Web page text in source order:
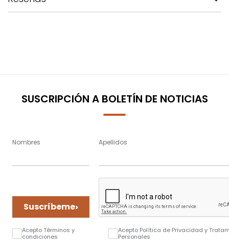
SUSCRIPCIÓN A BOLETÍN DE NOTICIAS
Nombres Apellidos
Suscríbeme›
Acepto Términos y
condiciones
Acepto Política de Privacidad y
Personales